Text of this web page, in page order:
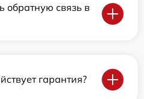
обратную связь в
гарантия?